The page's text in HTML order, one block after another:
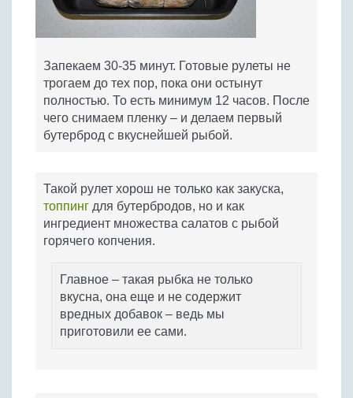
Запекаем 30-35 минут. Готовые рулеты не
трогаем до тех пор, пока они остынут
полностью. То есть минимум 12 часов. После
чего снимаем пленку – и делаем первый
бутерброд с вкуснейшей рыбой.
Такой рулет хорош не только как закуска,
топпинг для бутербродов, но и как
ингредиент множества салатов с рыбой
горячего копчения.
Главное – такая рыбка не только
вкусна, она еще и не содержит
вредных добавок – ведь мы
приготовили ее сами.